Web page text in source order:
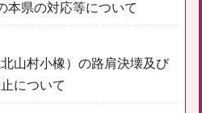
本県の対応等について
山村小橡）の路肩決壊及び
について